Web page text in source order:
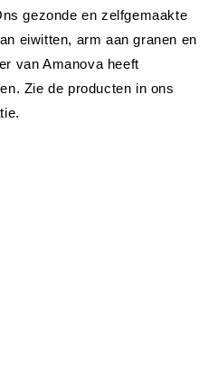
gezonde en zelfgemaakte
eiwitten, arm aan granen en
van Amanova heeft
Zie de producten in ons